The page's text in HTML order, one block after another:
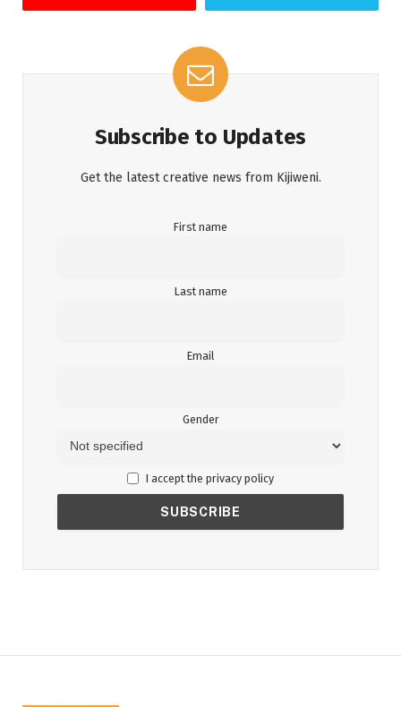
Subscribe to Updates
Get the latest creative news from Kijiweni.
First name
Last name
Email
Gender
I accept the privacy policy